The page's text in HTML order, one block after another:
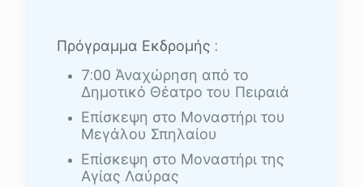
Πρόγραμμα Εκδρομής :
7:00 Άναχώρηση από το
Δημοτικό Θέατρο του Πειραιά
Επίσκεψη στο Μοναστήρι του
Μεγάλου Σπηλαίου
Επίσκεψη στο Μοναστήρι της
Αγίας Λαύρας